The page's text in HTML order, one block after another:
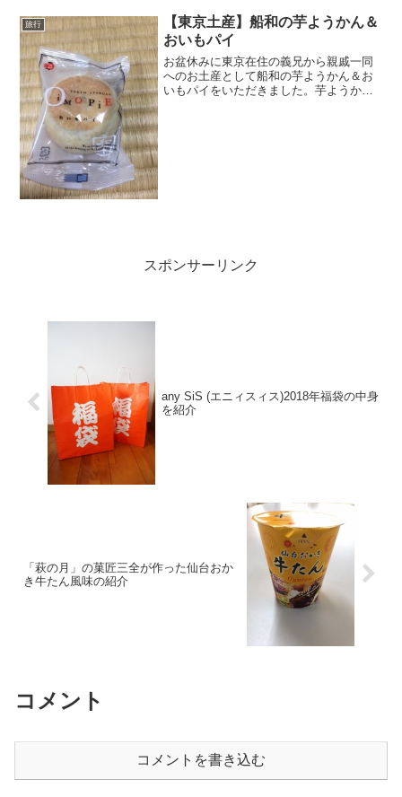
すが、今回はじめて購入しました!!「神戸
フランツ 苺ト...
旅行
【東京土産】船和の芋ようかん＆
おいもパイ
お盆休みに東京在住の義兄から親戚一同
へのお土産として船和の芋ようかん＆お
いもパイをいただきました。芋ようかん
スポンサーリンク
any SiS (エニィスィス)2018年福袋の中身
を紹介
「萩の月」の菓匠三全が作った仙台おか
き牛たん風味の紹介
コメント
コメントを書き込む